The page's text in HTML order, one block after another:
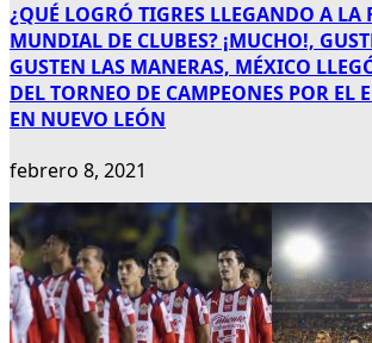
¿QUÉ LOGRÓ TIGRES LLEGANDO A LA
MUNDIAL DE CLUBES? ¡MUCHO!,
GUSTEN LAS MANERAS, MÉXICO
DEL TORNEO DE CAMPEONES POR EL
EN NUEVO LEÓN
febrero 8, 2021